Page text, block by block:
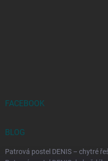
FACEBOOK
BLOG
Patrová postel DENIS – chytré